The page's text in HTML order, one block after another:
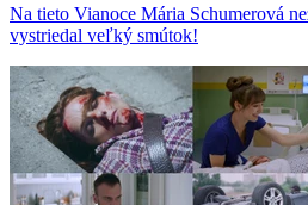
Na tieto Vianoce Mária Schumerová
vystriedal veľký smútok!